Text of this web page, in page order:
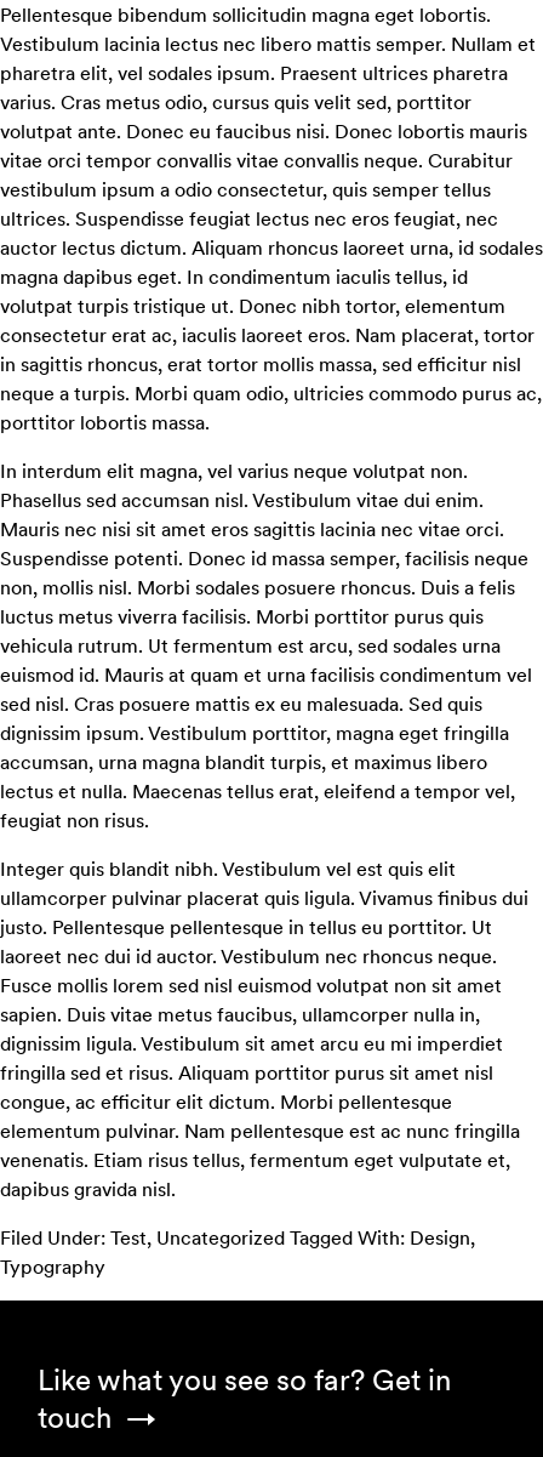
Pellentesque bibendum sollicitudin magna eget lobortis.
Vestibulum lacinia lectus nec libero mattis semper. Nullam et
pharetra elit, vel sodales ipsum. Praesent ultrices pharetra
varius. Cras metus odio, cursus quis velit sed, porttitor
volutpat ante. Donec eu faucibus nisi. Donec lobortis mauris
vitae orci tempor convallis vitae convallis neque. Curabitur
vestibulum ipsum a odio consectetur, quis semper tellus
ultrices. Suspendisse feugiat lectus nec eros feugiat, nec
auctor lectus dictum. Aliquam rhoncus laoreet urna, id sodales
magna dapibus eget. In condimentum iaculis tellus, id
volutpat turpis tristique ut. Donec nibh tortor, elementum
consectetur erat ac, iaculis laoreet eros. Nam placerat, tortor
in sagittis rhoncus, erat tortor mollis massa, sed efficitur nisl
neque a turpis. Morbi quam odio, ultricies commodo purus ac,
porttitor lobortis massa.
In interdum elit magna, vel varius neque volutpat non.
Phasellus sed accumsan nisl. Vestibulum vitae dui enim.
Mauris nec nisi sit amet eros sagittis lacinia nec vitae orci.
Suspendisse potenti. Donec id massa semper, facilisis neque
non, mollis nisl. Morbi sodales posuere rhoncus. Duis a felis
luctus metus viverra facilisis. Morbi porttitor purus quis
vehicula rutrum. Ut fermentum est arcu, sed sodales urna
euismod id. Mauris at quam et urna facilisis condimentum vel
sed nisl. Cras posuere mattis ex eu malesuada. Sed quis
dignissim ipsum. Vestibulum porttitor, magna eget fringilla
accumsan, urna magna blandit turpis, et maximus libero
lectus et nulla. Maecenas tellus erat, eleifend a tempor vel,
feugiat non risus.
Integer quis blandit nibh. Vestibulum vel est quis elit
ullamcorper pulvinar placerat quis ligula. Vivamus finibus dui
justo. Pellentesque pellentesque in tellus eu porttitor. Ut
laoreet nec dui id auctor. Vestibulum nec rhoncus neque.
Fusce mollis lorem sed nisl euismod volutpat non sit amet
sapien. Duis vitae metus faucibus, ullamcorper nulla in,
dignissim ligula. Vestibulum sit amet arcu eu mi imperdiet
fringilla sed et risus. Aliquam porttitor purus sit amet nisl
congue, ac efficitur elit dictum. Morbi pellentesque
elementum pulvinar. Nam pellentesque est ac nunc fringilla
venenatis. Etiam risus tellus, fermentum eget vulputate et,
dapibus gravida nisl.
Filed Under: Test, Uncategorized Tagged With: Design,
Typography
Like what you see so far? Get in
touch